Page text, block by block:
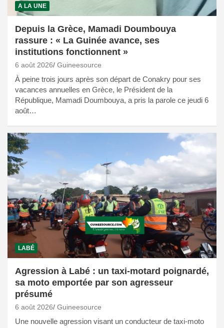
A LA UNE
Depuis la Grèce, Mamadi Doumbouya
rassure : « La Guinée avance, ses
institutions fonctionnent »
6 août 2026 Guineesource
À peine trois jours après son départ de Conakry pour ses
vacances annuelles en Grèce, le Président de la
République, Mamadi Doumbouya, a pris la parole ce jeudi 6
août…
LABÉ
Agression à Labé : un taxi-motard poignardé,
sa moto emportée par son agresseur
présumé
6 août 2026 Guineesource
Une nouvelle agression visant un conducteur de taxi-moto